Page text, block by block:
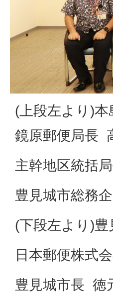
(上段左より)
鏡原郵便局長
主幹地区統括
豊見城市総務
(下段左より)
日本郵便株式
豊見城市長 徳